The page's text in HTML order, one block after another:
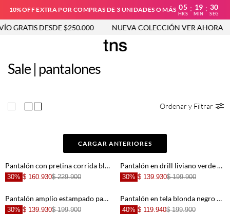
10%OFF EXTRA POR COMPRAS DE 3 UNIDADES O MÁS 05
HRS
: 19
MIN
: 30
SEG
DESDE $250.000 NUEVA COLECCIÓN VER AHORA
Sale | pantalones
Ordenar y Filtrar
CARGAR ANTERIORES
Pantalón con pretina corrida blanco para mujer
30% $ 160.930$ 229.900
Pantalón en drill liviano verde para mujer
30% $ 139.930$ 199.900
Pantalón amplio estampado para mujer
30% $ 139.930$ 199.900
Pantalón en tela blonda negro para mujer
40% $ 119.940$ 199.900